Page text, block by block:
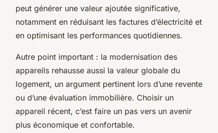
peut générer une valeur ajoutée significative,
notamment en réduisant les factures d’électricité et
en optimisant les performances quotidiennes.
Autre point important : la modernisation des
appareils rehausse aussi la valeur globale du
logement, un argument pertinent lors d’une revente
ou d’une évaluation immobilière. Choisir un
appareil récent, c’est faire un pas vers un avenir
plus économique et confortable.